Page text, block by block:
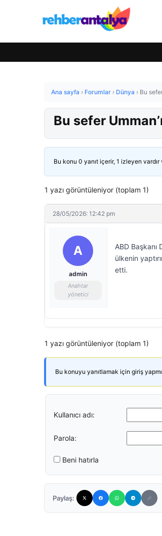
Ana sayfa › Forumlar › Dünya › Bu
Bu sefer
Bu konu 0 yanıt içerir, 1 izleyen vardır
1 yazı görüntüleniyor (toplam 1)
28/05/2026: 12:42 pm
A
admin
Anahtar
yönetici
ABD
ülkenin
etti.
1 yazı görüntüleniyor (toplam 1)
Bu konuyu yanıtlamak için giriş
Kullanıcı adı:
Parola:
Beni hatırla
Paylaş: